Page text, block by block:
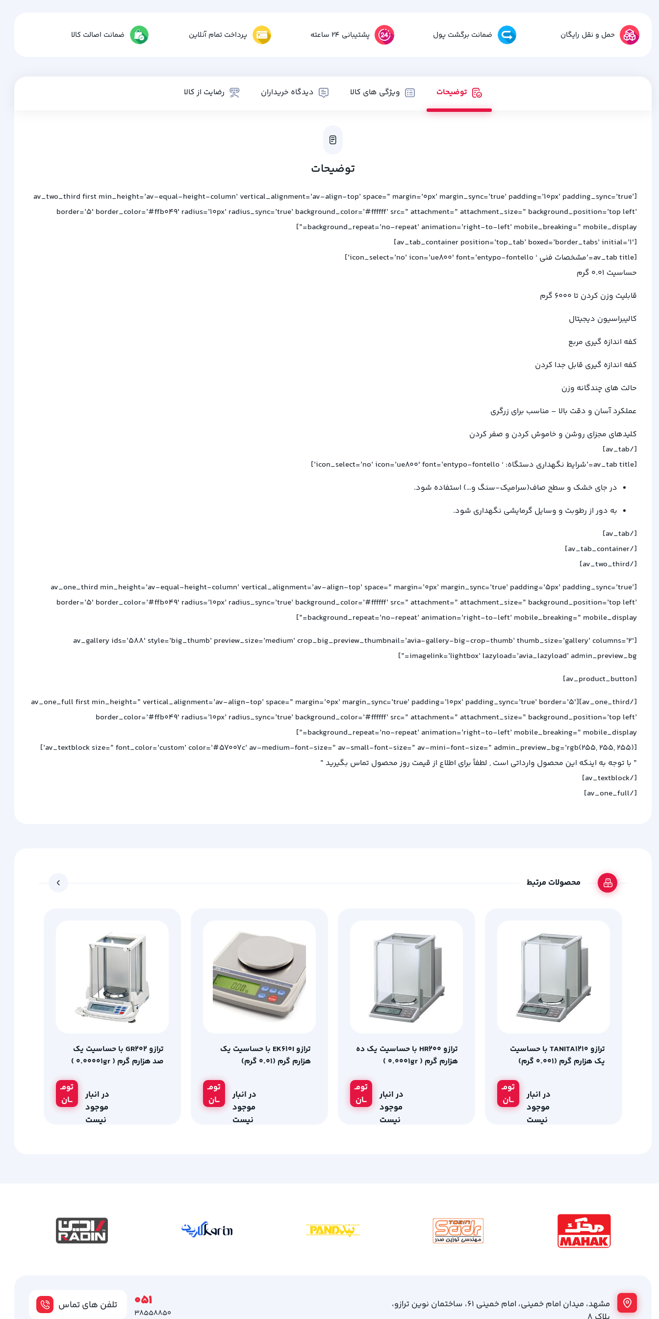
حمل و نقل رایگان ضمانت برگشت پول پشتیبانی 24 ساعته پرداخت تمام آنلاین ضمانت اصالت کالا
توضیحات ویژگی های کالا دیدگاه خریداران رضایت از کالا
توضیحات
[av_two_third first min_height=’av-equal-height-column’ vertical_alignment=’av-align-top’ space=” margin=’0px’ margin_sync=’true’ padding=’10px’ padding_sync=’true’
border=’5′ border_color=’#ffb049′ radius=’10px’ radius_sync=’true’ background_color=’#ffffff’ src=” attachment=” attachment_size=” background_position=’top left’
background_repeat=’no-repeat’ animation=’right-to-left’ mobile_breaking=” mobile_display=”]
[av_tab_container position=’top_tab’ boxed=’border_tabs’ initial=’1′]
[av_tab title=’مشخصات فنی ‘ icon_select=’no’ icon=’ue800′ font=’entypo-fontello’]
حساسیت 0.01 گرم
قابلیت وزن کردن تا 6000 گرم
کالیبراسیون دیجیتال
کفه اندازه گیری مربع
کفه اندازه گیری قابل جدا کردن
حالت های چندگانه وزن
عملکرد آسان و دقت بالا – مناسب برای زرگری
کلیدهای مجزای روشن و خاموش کردن و صفر کردن
[/av_tab]
[av_tab title=’شرایط نگهداری دستگاه: ‘ icon_select=’no’ icon=’ue800′ font=’entypo-fontello’]
در جای خشک و سطح صاف(سرامیک-سنگ و…) استفاده شود.
به دور از رطوبت و وسایل گرمایشی نگهداری شود.
[/av_tab]
[/av_tab_container]
[/av_two_third]
[av_one_third min_height=’av-equal-height-column’ vertical_alignment=’av-align-top’ space=” margin=’0px’ margin_sync=’true’ padding=’5px’ padding_sync=’true’
border=’5′ border_color=’#ffb049′ radius=’10px’ radius_sync=’true’ background_color=’#ffffff’ src=” attachment=” attachment_size=” background_position=’top left’
background_repeat=’no-repeat’ animation=’right-to-left’ mobile_breaking=” mobile_display=”]
[av_gallery ids=’588′ style=’big_thumb’ preview_size=’medium’ crop_big_preview_thumbnail=’avia-gallery-big-crop-thumb’ thumb_size=’gallery’ columns=’2′
imagelink=’lightbox’ lazyload=’avia_lazyload’ admin_preview_bg=”]
[av_product_button]
[/av_one_third][av_one_full first min_height=” vertical_alignment=’av-align-top’ space=” margin=’0px’ margin_sync=’true’ padding=’10px’ padding_sync=’true’ border=’5′
border_color=’#ffb049′ radius=’10px’ radius_sync=’true’ background_color=’#ffffff’ src=” attachment=” attachment_size=” background_position=’top left’
background_repeat=’no-repeat’ animation=’right-to-left’ mobile_breaking=” mobile_display=”]
[av_textblock size=” font_color=’custom’ color=’#57007c’ av-medium-font-size=” av-small-font-size=” av-mini-font-size=” admin_preview_bg=’rgb(255, 255, 255)’]
” با توجه به اینکه این محصول وارداتی است , لطفاً برای اطلاع از قیمت روز محصول تماس بگیرید ”
[/av_textblock]
[/av_one_full]
محصولات مرتبط
ترازو TANITA1210 با حساسیت
یک هزارم گرم (0.001 گرم)
تومـ
ــان
در انبار
موجود
نیست
ترازو HR200 با حساسیت یک ده
هزارم گرم ( 0.0001gr )
تومـ
ــان
در انبار
موجود
نیست
ترازو EK610I با حساسیت یک
هزارم گرم (0.01 گرم)
تومـ
ــان
در انبار
موجود
نیست
ترازو GR202 با حساسیت یک
صد هزارم گرم ( 0.00001gr )
تومـ
ــان
در انبار
موجود
نیست
مشهد، میدان امام خمینی، امام خمینی 61، ساختمان نوین ترازو،
تلفن های تماس 051
38558850